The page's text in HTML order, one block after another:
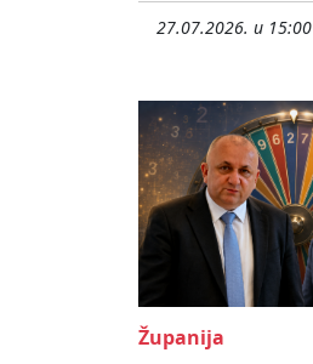
27.07.2026. u 15:00
Županija